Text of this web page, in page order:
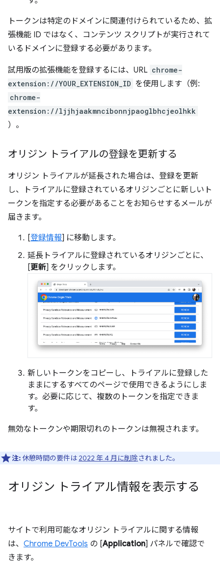
トークンは特定のドメインに関連付けられているため、拡
張機能 ID ではなく、コンテンツ スクリプトが実行されて
いるドメインに登録する必要があります。
試用版の拡張機能を登録するには、URL chrome-
extension://YOUR_EXTENSION_ID を使用します（例:
chrome-
extension://ljjhjaakmncibonnjpaoglbhcjeolhkk
）。
オリジン トライアルの登録を更新する
オリジン トライアルが延長された場合は、登録を更新
し、トライアルに登録されているオリジンごとに新しいト
ークンを指定する必要があることをお知らせするメールが
届きます。
[登録情報] に移動します。
延長トライアルに登録されているオリジンごとに、
[更新] をクリックします。
新しいトークンをコピーし、トライアルに登録した
ままにするすべてのページで使用できるようにしま
す。必要に応じて、複数のトークンを指定できま
す。
無効なトークンや期限切れのトークンは無視されます。
注: 休憩時間の要件は 2022 年 4 月に削除されました。
オリジン トライアル情報を表示する
サイトで利用可能なオリジン トライアルに関する情報
は、 Chrome DevTools の [Application] パネルで確認で
きます。